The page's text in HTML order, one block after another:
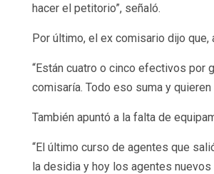
hacer el petitorio”, señaló.
Por último, el ex comisario dijo
“Están cuatro o cinco efectivos por
comisaría. Todo eso suma y
También apuntó a la falta de
“El último curso de agentes que
la desidia y hoy los agentes